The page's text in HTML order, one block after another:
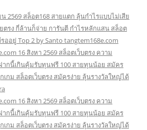
2569 สล็อต168 สายแตก ลุ้นกำไรแบบไม่เสีย
ตรง กี่ล้านก็จ่าย การันตี กำไรหลักแสน สล็อต
ออยู่ Top 2 by Santo tangtem168e.com
16 สิงหา 2569 สล็อตเว็บตรง ความ
ากนี้เกินคุ้มรับทุนฟรี 100 สายทุนน้อย สมัคร
กม สล็อตเว็บตรง สมัครง่าย ลุ้นรางวัลใหญ่ได้
16 สิงหา 2569 สล็อตเว็บตรง ความ
ากนี้เกินคุ้มรับทุนฟรี 100 สายทุนน้อย สมัคร
กม สล็อตเว็บตรง สมัครง่าย ลุ้นรางวัลใหญ่ได้